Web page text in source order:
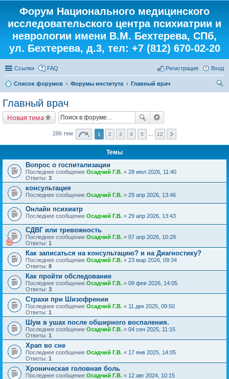
Форум Национального медицинского
исследовательского центра психиатрии и
неврологии имени В.М. Бехтерева, СПб,
ул. Бехтерева, д.3, тел: +7 (812) 670-02-20
Ссылки FAQ Вход
Регистрация
Список форумов Форумы института
Главный врач
Главный врач
Новая тема
286 тем 1 2 3 4 5 12
Темы
Вопрос о госпитализации
Последнее сообщение Осадчий Г.В. « 28 июл 2026, 11:40
Ответы: 3
консультация
Последнее сообщение Осадчий Г.В. « 29 апр 2026, 13:46
Онлайн психиатр
Последнее сообщение Осадчий Г.В. « 29 апр 2026, 13:43
СДВГ или тревожность
Последнее сообщение Осадчий Г.В. « 07 апр 2026, 10:28
Ответы: 1
Как записаться на консультацию? и на Диагностику?
Последнее сообщение Осадчий Г.В. « 23 мар 2026, 09:34
Ответы: 8
Как пройти обследование
Последнее сообщение Осадчий Г.В. « 09 фев 2026, 14:05
Ответы: 3
Страхи при Шизофрении
Последнее сообщение Осадчий Г.В. « 11 дек 2025, 09:50
Ответы: 1
Шум в ушах после обширного воспаления.
Последнее сообщение Осадчий Г.В. « 04 сен 2025, 11:15
Ответы: 1
Храп во сне
Последнее сообщение Осадчий Г.В. « 17 янв 2025, 14:05
Ответы: 1
Хроническая головная боль
Последнее сообщение Осадчий Г.В. « 12 авг 2024, 10:15